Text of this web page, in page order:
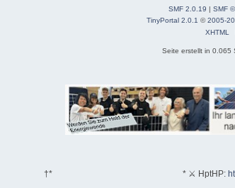
SMF 2.0.19 | SMF
TinyPortal 2.0.1 ©2005-
XHTML
Seite erstellt in 0.065
†* * ⚔ HptHP: